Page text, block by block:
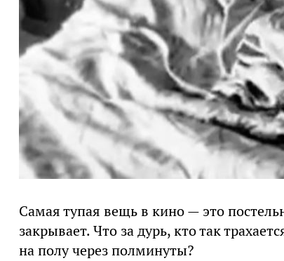
Самая тупая вещь в кино — это
закрывает. Что за дурь, кто так
на полу через полминуты?